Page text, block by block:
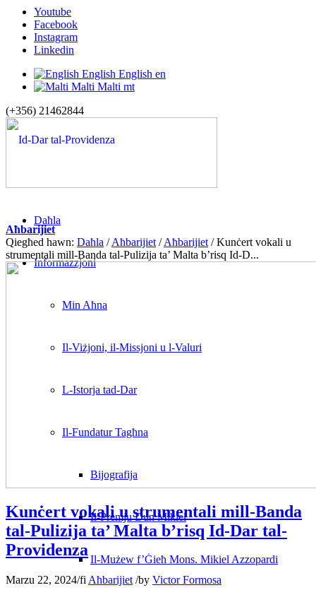
Youtube
Facebook
Instagram
Linkedin
English English en
Malti Malti mt
(+356) 21462844
Daħla
Informazzjoni
Min Aħna
Il-Viżjoni, il-Missjoni u l-Valuri
L-Istorja tad-Dar
Il-Fundatur Tagħna
Bijografija
Il-Premju Dun Mikiel
Il-Mużew f’Ġieħ Mons. Mikiel Azzopardi
Aħbarijiet
Qiegħed hawn: Daħla / Aħbarijiet / Aħbarijiet / Kunċert vokali u
strumentali mill-Banda tal-Pulizija ta’ Malta b’risq Id-D...
Kunċert vokali u strumentali mill-Banda
tal-Pulizija ta’ Malta b’risq Id-Dar tal-
Providenza
Marzu 22, 2024/fi Aħbarijiet /by Victor Formosa